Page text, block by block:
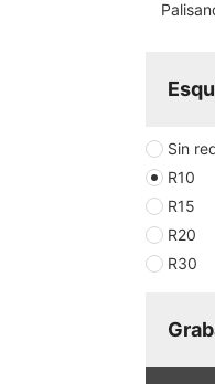
Sin
R10
R15
R20
R30